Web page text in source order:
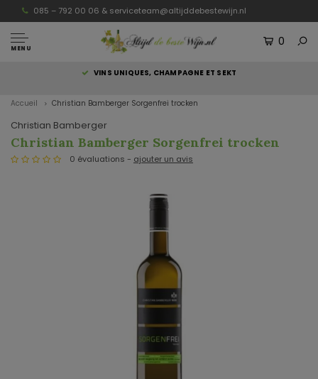
085 – 792 00 06 & serviceteam@altijddebestewijn.nl
MENU
0
VINS UNIQUES, CHAMPAGNE ET SEKT
Accueil Christian Bamberger Sorgenfrei trocken
Christian Bamberger
Christian Bamberger Sorgenfrei trocken
0 évaluations - ajouter un avis